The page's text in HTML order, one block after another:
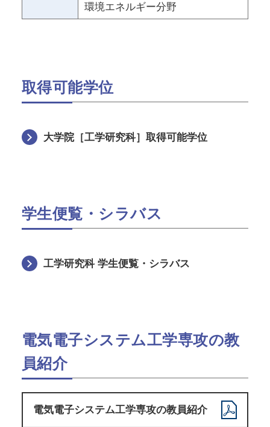
環境エネルギー分野
取得可能学位
大学院［工学研究科］取得可能学位
学生便覧・シラバス
工学研究科 学生便覧・シラバス
電気電⼦システム⼯学専攻の教
員紹介
電気電⼦システム⼯学専攻の教員紹介